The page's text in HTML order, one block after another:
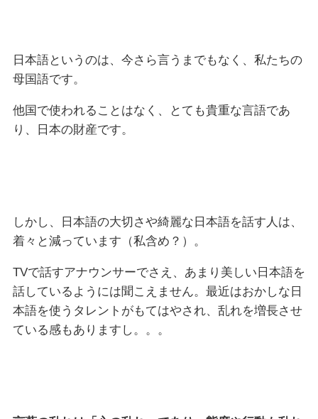
日本語というのは、今さら言うまでもなく、私たちの
母国語です。
他国で使われることはなく、とても貴重な言語であ
り、日本の財産です。
しかし、日本語の大切さや綺麗な日本語を話す人は、
着々と減っています（私含め？）。
TVで話すアナウンサーでさえ、あまり美しい日本語を
話しているようには聞こえません。最近はおかしな日
本語を使うタレントがもてはやされ、乱れを増長させ
ている感もありますし。。。